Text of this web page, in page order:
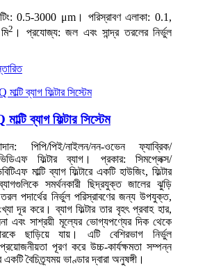
0.5-3000 μm। পরিস্রাবণ এলাকা: 0.1,
2 । প্রযোজ্য: জল এবং সান্দ্র তরলের নির্ভুল
ব্যাগ ফিল্টার সিস্টেম
পিপি/পিই/নাইলন/নন-ওভেন ফ্যাব্রিক/
ফিল্টার ব্যাগ। প্রকার: সিমপ্লেক্স/
মাল্টি ব্যাগ ফিল্টারে একটি হাউজিং, ফিল্টার
সমর্থনকারী ছিদ্রযুক্ত জালের ঝুড়ি
পদার্থের নির্ভুল পরিস্রাবণের জন্য উপযুক্ত,
দূর করে। ব্যাগ ফিল্টার তার বৃহৎ প্রবাহ হার,
এবং সাশ্রয়ী মূল্যের ভোগ্যপণ্যের দিক থেকে
ছাড়িয়ে যায়। এটি বেশিরভাগ নির্ভুল
প্রয়োজনীয়তা পূরণ করে উচ্চ-কার্যক্ষমতা সম্পন্ন
একটি বৈচিত্র্যময় ভাণ্ডার দ্বারা অনুষঙ্গী।